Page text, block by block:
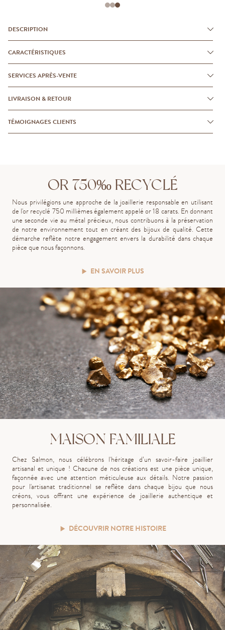
DESCRIPTION
CARACTÉRISTIQUES
SERVICES APRÈS-VENTE
LIVRAISON & RETOUR
TÉMOIGNAGES CLIENTS
OR 750‰ RECYCLÉ
Nous privilégions une approche de la joaillerie responsable en utilisant
de l'or recyclé 750 millièmes également appelé or 18 carats. En donnant
une seconde vie au métal précieux, nous contribuons à la préservation
de notre environnement tout en créant des bijoux de qualité. Cette
démarche reflète notre engagement envers la durabilité dans chaque
pièce que nous façonnons.
EN SAVOIR PLUS
MAISON FAMILIALE
Chez Salmon, nous célébrons l'héritage d’un savoir-faire joaillier
artisanal et unique ! Chacune de nos créations est une pièce unique,
façonnée avec une attention méticuleuse aux détails. Notre passion
pour l'artisanat traditionnel se reflète dans chaque bijou que nous
créons, vous offrant une expérience de joaillerie authentique et
personnalisée.
DÉCOUVRIR NOTRE HISTOIRE